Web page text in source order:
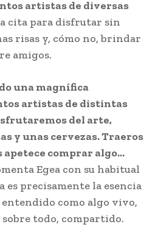
artistas de diversas
cita para disfrutar sin
risas y, cómo no, brindar
amigos.
una magnífica
artistas de distintas
del arte,
y unas cervezas. Traeros
apetece comprar algo…
Egea con su habitual
es precisamente la esencia
como algo vivo,
sobre todo, compartido.